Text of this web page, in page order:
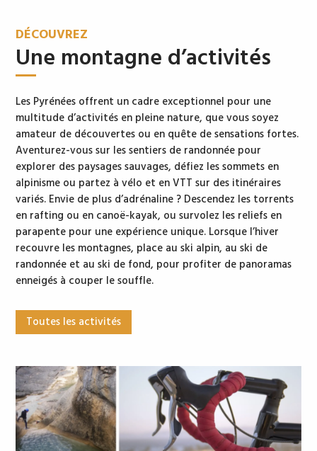
DÉCOUVREZ
Une montagne d’activités
Les Pyrénées offrent un cadre exceptionnel pour une
multitude d’activités en pleine nature, que vous soyez
amateur de découvertes ou en quête de sensations fortes.
Aventurez-vous sur les sentiers de randonnée pour
explorer des paysages sauvages, défiez les sommets en
alpinisme ou partez à vélo et en VTT sur des itinéraires
variés. Envie de plus d’adrénaline ? Descendez les torrents
en rafting ou en canoë-kayak, ou survolez les reliefs en
parapente pour une expérience unique. Lorsque l’hiver
recouvre les montagnes, place au ski alpin, au ski de
randonnée et au ski de fond, pour profiter de panoramas
enneigés à couper le souffle.
Toutes les activités